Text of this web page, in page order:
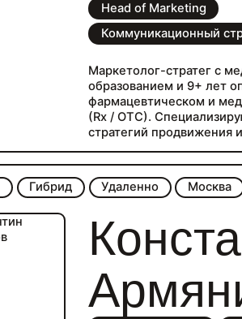
Head of Marketing
Коммуникационный
Маркетолог-стратег с
образованием и 9+ лет
фармацевтическом и
(Rx / OTC).
стратегий продвижения
лекарственных
брендов: от Big Idea и
до внедрения digital-
образовательных
регуляторные
фармрынка. Опыт
направлениями,
клиентскими портфелями.
Гибрид Удаленно Москва